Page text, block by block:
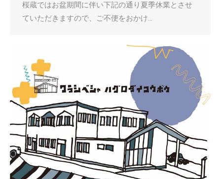
桜蔵ではお盆期間に伴い下記の通り夏季休業とさせ
ていただきますので、ご不便をおかけ…